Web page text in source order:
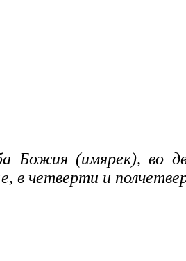
(имярек), во
в четверти и